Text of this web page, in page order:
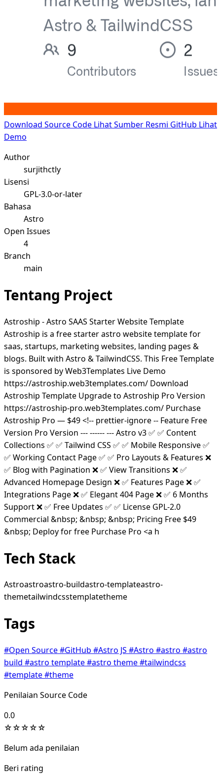
Download Source Code Lihat Sumber Resmi GitHub Lihat
Demo
Author
surjithctly
Lisensi
GPL-3.0-or-later
Bahasa
Astro
Open Issues
4
Branch
main
Tentang Project
Astroship - Astro SAAS Starter Website Template
Astroship is a free starter astro website template for
saas, startups, marketing websites, landing pages &
blogs. Built with Astro & TailwindCSS. This Free Template
is sponsored by Web3Templates Live Demo
https://astroship.web3templates.com/ Download
Astroship Template Upgrade to Astroship Pro Version
https://astroship-pro.web3templates.com/ Purchase
Astroship Pro — $49 <!-- prettier-ignore -- Feature Free
Version Pro Version --- ------ --- Astro v3 ✅ ✅ Content
Collections ✅ ✅ Tailwind CSS ✅ ✅ Mobile Responsive ✅
✅ Working Contact Page ✅ ✅ Pro Layouts & Features ❌
✅ Blog with Pagination ❌ ✅ View Transitions ❌ ✅
Advanced Homepage Design ❌ ✅ Features Page ❌ ✅
Integrations Page ❌ ✅ Elegant 404 Page ❌ ✅ 6 Months
Support ❌ ✅ Free Updates ✅ ✅ License GPL-2.0
Commercial &nbsp; &nbsp; &nbsp; Pricing Free $49
&nbsp; Deploy for free Purchase Pro <a h
Tech Stack
Astroastroastro-buildastro-templateastro-
themetailwindcsstemplatetheme
Tags
#Open Source#GitHub #Astro JS #Astro #astro #astro
build #astro template#astro theme#tailwindcss
#template#theme
Penilaian Source Code
0.0
☆☆☆☆☆
Belum ada penilaian
Beri rating